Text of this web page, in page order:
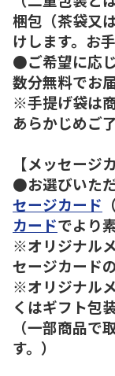
梱包（茶袋又
けします。お
●ご希望に応
数分無料でお
※手提げ袋は
あらかじめご
【メッセージ
●お選びいただ
セージカード
カードでより
※オリジナル
セージカード
※オリジナル
くはギフト包
（一部商品で
す。）